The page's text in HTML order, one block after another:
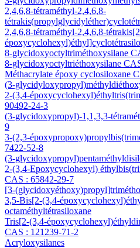
2,4,6,8-tétraméthyl-2,4,6,8-
2,4,6,8-tétraméthyl-2,4,6,8-
8-glycidoxyoctyltriméthoxysilane
8-glycidoxyoctyltriéthoxysilane
Méthacrylate époxy cyclosiloxane
(3-
2-(3,4-
90492-24-3
(3-glycidoxypropyl)-1,1,3,3-
9
3-(2,3-
7422-52-8
(3-
2-(3,4-Epoxycyclohexyl)
CAS : 65842-29-7
[3-
3,5-Bis[2-(3,4-
octaméthyltétrasiloxane
Tris[2-(3,4-
CAS : 121239-71-2
Acryloxysilanes